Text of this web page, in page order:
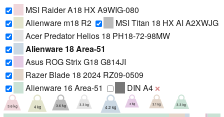
MSI Raider A18 HX A9WIG-080
Alienware m18 R2
MSI Titan 18 HX AI A2XWJG
Acer Predator Helios 18 PH18-72-98MW
Alienware 18 Area-51
Asus ROG Strix G18 G814JI
Razer Blade 18 2024 RZ09-0509
Alienware 16 Area-51
DIN A4 ❌
3.6 kg 4 kg 3.6 kg 3.3 kg 4.2 kg
3 kg 3.1 kg 3.3 kg